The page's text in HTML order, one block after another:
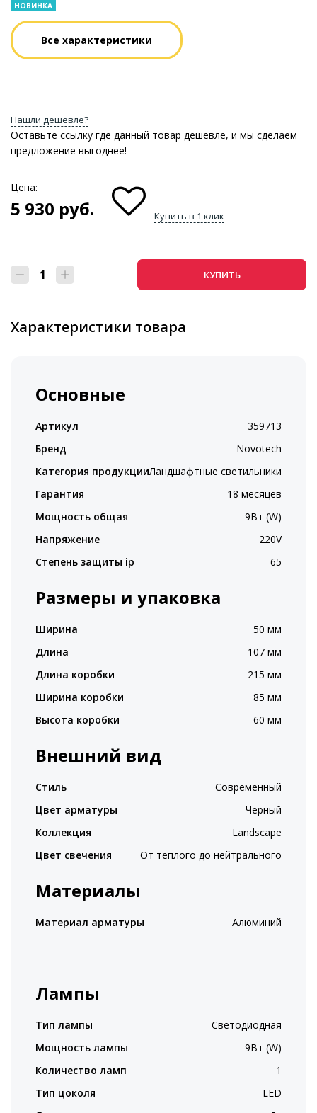
НОВИНКА
Все характеристики
Нашли дешевле?
Оставьте ссылку где данный товар дешевле, и мы сделаем
предложение выгоднее!
Цена:
5 930 руб. Купить в 1 клик
КУПИТЬ
Характеристики товара
Основные
Артикул
359713
Бренд
Novotech
Категория продукцииЛандшафтные светильники
Гарантия
18 месяцев
Мощность общая
9Вт (W)
Напряжение
220V
Степень защиты ip
65
Размеры и упаковка
Ширина
50 мм
Длина
107 мм
Длина коробки
215 мм
Ширина коробки
85 мм
Высота коробки
60 мм
Внешний вид
Стиль
Современный
Цвет арматуры
Черный
Коллекция
Landscape
Цвет свечения
От теплого до нейтрального
Материалы
Материал арматуры Алюминий
Лампы
Тип лампы
Светодиодная
Мощность лампы
9Вт (W)
Количество ламп
1
Тип цоколя
LED